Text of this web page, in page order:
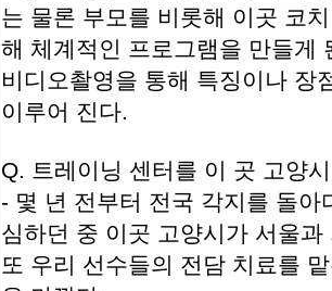
는 물론 부모를 비롯해 이곳 코
해 체계적인 프로그램을 만들게
비디오촬영을 통해 특징이나 장
이루어 진다.
Q. 트레이닝 센터를 이 곳 고양
- 몇 년 전부터 전국 각지를 돌
심하던 중 이곳 고양시가 서울
또 우리 선수들의 전담 치료를